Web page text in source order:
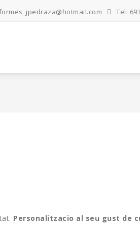
Tel:
Personalitzacio al seu gust de